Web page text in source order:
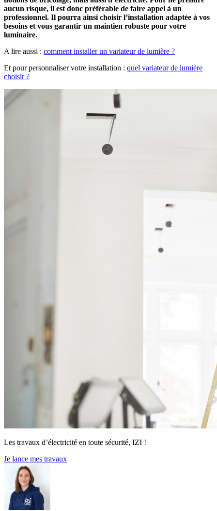
aucun risque, il est donc préférable de faire appel à un
professionnel. Il pourra ainsi choisir l’installation adaptée à vos
besoins et vous garantir un maintien robuste pour votre
luminaire.
A lire aussi : comment installer un variateur de lumière ?
Et pour personnaliser votre installation : quel variateur de lumière
choisir ?
Les travaux d’électricité en toute sécurité, IZI !
Je lance mes travaux